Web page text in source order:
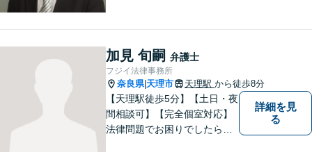
加見 旬嗣 弁護士
フジイ法律事務所
奈良県| 天理市 天理駅 から徒歩8分
【天理駅徒歩5分】【土日・夜
間相談可】【完全個室対応】
法律問題でお困りでしたらお
詳細を見
る